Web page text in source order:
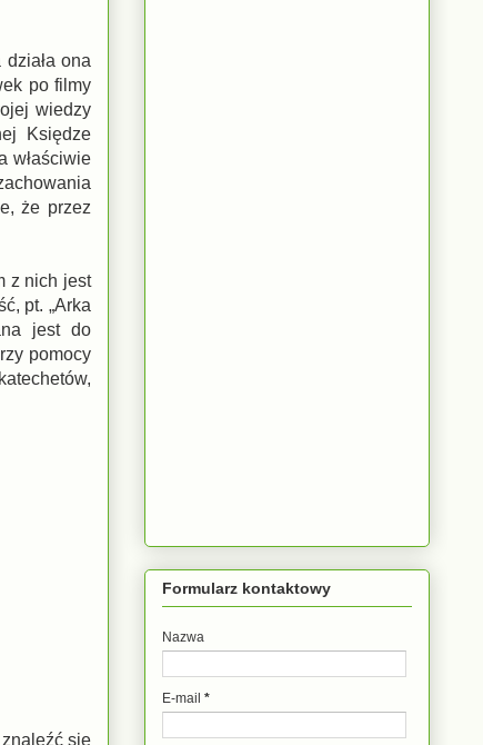
ona
po filmy
wiedzy
Księdze
właściwie
że przez
z nich jest
pt. „Arka
jest do
pomocy
się
Formularz kontaktowy
Nazwa
E-mail *